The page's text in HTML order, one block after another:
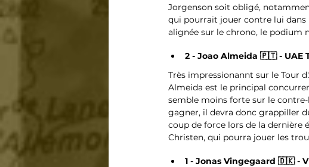
Jorgenson soit obligé,
qui pourrait jouer contre lui dans
alignée sur le chrono, le podium
2 - Joao Almeida 🇵🇹 - UAE
Très impressionannt sur le Tour
Almeida est le principal
semble moins forte sur le
gagner, il devra donc grappiller
coup de force lors de la dernière
Christen, qui pourra jouer les
1 - Jonas Vingegaard 🇩🇰 -